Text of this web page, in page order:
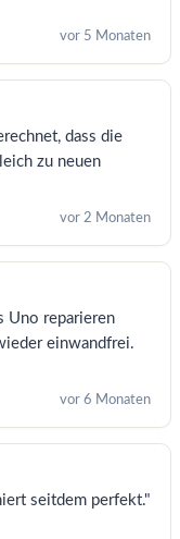
vor 5 Monaten
dass die
zu neuen
vor 2 Monaten
Uno reparieren
einwandfrei.
vor 6 Monaten
seitdem perfekt."